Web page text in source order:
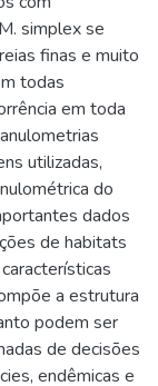
simplex se
finas e muito
todas
em toda
utilizadas,
do
dados
de habitats
a estrutura
podem ser
de decisões
endêmicas e